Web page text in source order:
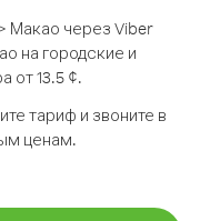
Макао через Viber
на городские и
от 13.5 ¢.
тариф и звоните в
ценам.